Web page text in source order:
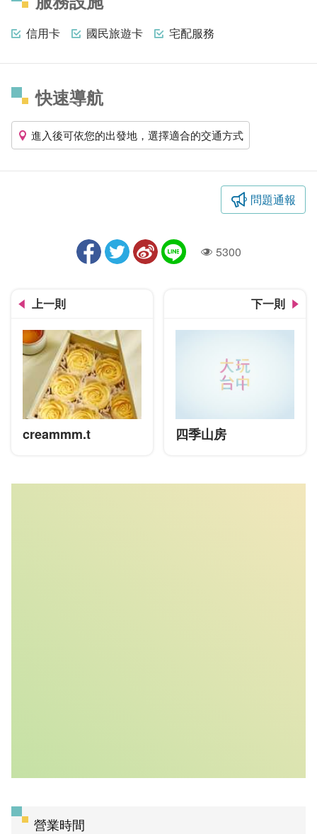
信用卡 國民旅遊卡 宅配服務
快速導航
進入後可依您的出發地，選擇適合的交通方式
問題通報
人氣5300
上一則
creammm.t
下一則
四季山房
營業時間